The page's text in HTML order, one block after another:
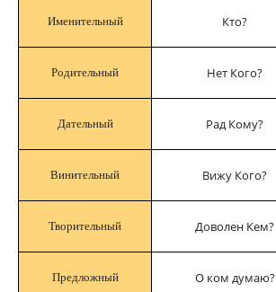
Именительный Кто?
Родительный Нет Кого?
Дательный Рад Кому?
Винительный Вижу Кого?
Творительный Доволен Кем?
Предложный О ком думаю?